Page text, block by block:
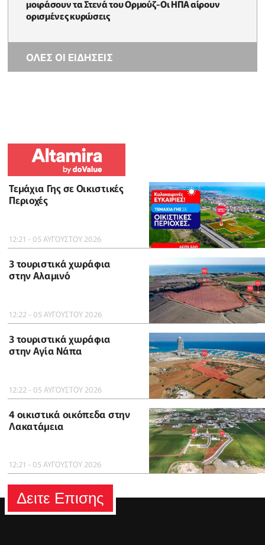
μοιράσουν τα Στενά του Ορμούζ-Οι ΗΠΑ αίρουν
ορισμένες κυρώσεις
ΟΛΕΣ ΟΙ ΕΙΔΗΣΕΙΣ
Τεμάχια Γης σε Οικιστικές
Περιοχές
12:21 - 05 ΑΥΓΟΥΣΤΟΥ 2026
3 τουριστικά χωράφια
στην Αλαμινό
12:22 - 05 ΑΥΓΟΥΣΤΟΥ 2026
3 τουριστικά χωράφια
στην Αγία Νάπα
12:22 - 05 ΑΥΓΟΥΣΤΟΥ 2026
4 οικιστικά οικόπεδα στην
Λακατάμεια
12:21 - 05 ΑΥΓΟΥΣΤΟΥ 2026
Δειτε Επισης